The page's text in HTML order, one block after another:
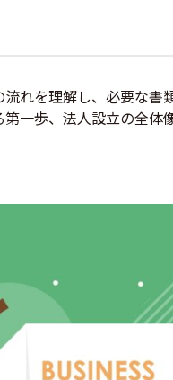
れを理解し、必要な
一歩、法人設立の全体